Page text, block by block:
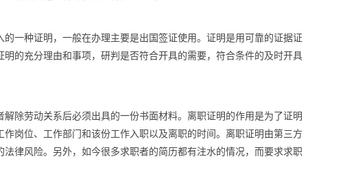
一种证明，一般在办理主要是出国签证使用。证明是用可靠的证据证
的充分理由和事项，研判是否符合开具的需要，符合条件的及时开具
除劳动关系后必须出具的一份书面材料。离职证明的作用是为了证明
岗位、工作部门和该份工作入职以及离职的时间。离职证明由第三方
律风险。另外，如今很多求职者的简历都有注水的情况，而要求求职